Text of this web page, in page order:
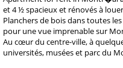
et 4 ½ spacieux et rénovés à
Planchers de bois dans toutes
pour une vue imprenable sur
Au cœur du centre-ville, à
universités, musées et parc du